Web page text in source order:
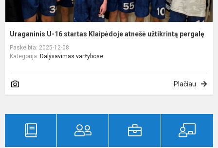
Uraganinis U-16 startas Klaipėdoje atnešė užtikrintą pergalę
Paskelbta: 2025-12-08
Kategorija: Dalyvavimas varžybose
Plačiau